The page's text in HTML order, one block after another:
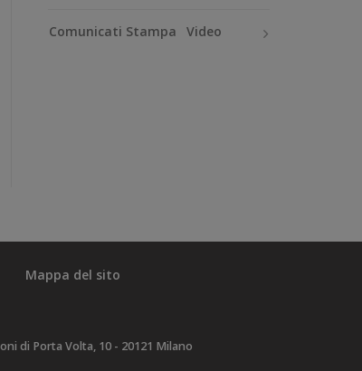
Comunicati Stampa Video
Mappa del sito
di Porta Volta, 10 - 20121 Milano